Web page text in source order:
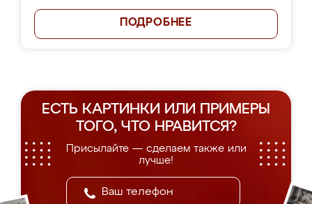
ПОДРОБНЕЕ
ЕСТЬ КАРТИНКИ ИЛИ ПРИМЕРЫ
ТОГО, ЧТО НРАВИТСЯ?
Присылайте — сделаем также или
лучше!